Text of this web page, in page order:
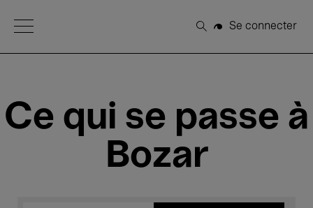
Open Menu
Rechercher
Se connecter
Ce qui se passe à
Bozar